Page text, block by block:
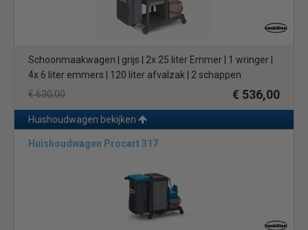
Schoonmaakwagen | grijs | 2x 25 liter Emmer | 1 wringer |
4x 6 liter emmers | 120 liter afvalzak | 2 schappen
€ 630,00
€ 536,00
Huishoudwagen bekijken
Huishoudwagen Procart 317